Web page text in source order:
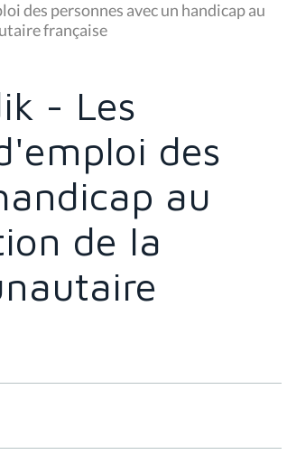
des personnes avec un handicap au
française
- Les
des
au
de la